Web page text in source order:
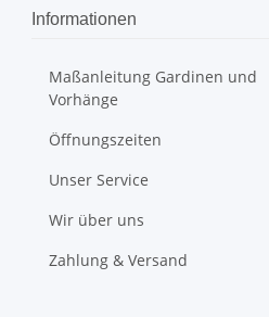
Informationen
Maßanleitung Gardinen und
Vorhänge
Öffnungszeiten
Unser Service
Wir über uns
Zahlung & Versand